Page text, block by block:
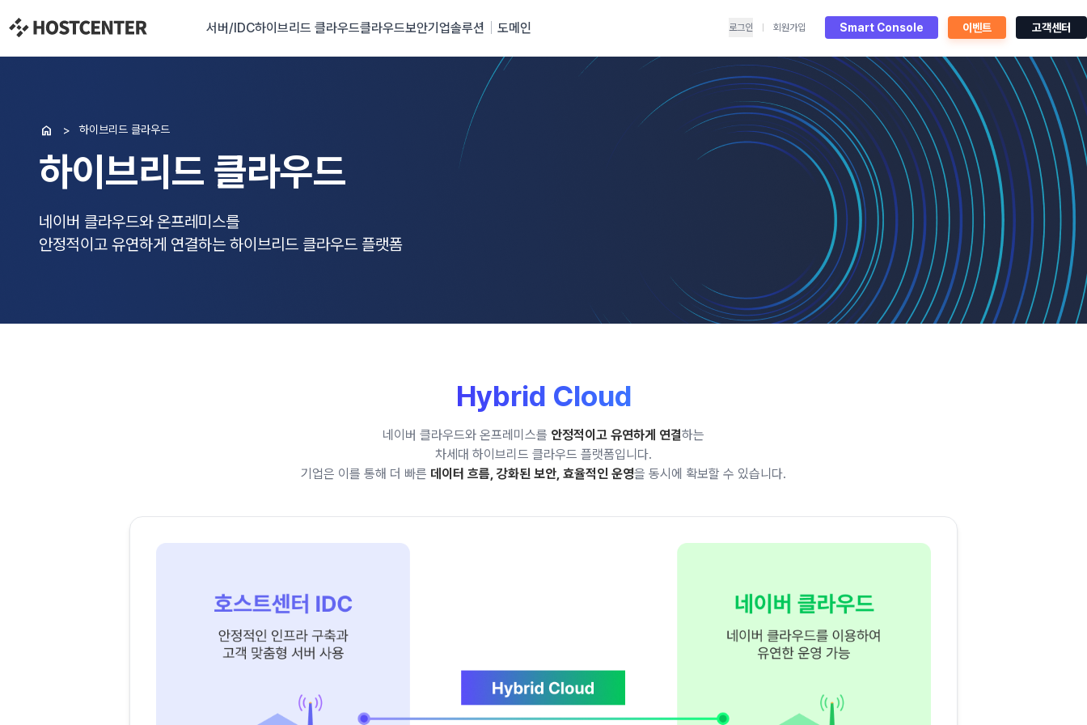
서버/IDC하이브리드 클라우드클라우드보안기업솔루션 도메인 로그인 회원가입 Smart Console 이벤트 고객센터
 하이브리드 클라우드
하이브리드 클라우드
네이버 클라우드와 온프레미스를
안정적이고 유연하게 연결하는 하이브리드 클라우드 플랫폼
Hybrid Cloud
네이버 클라우드와 온프레미스를 안정적이고 유연하게 연결하는
차세대 하이브리드 클라우드 플랫폼입니다.
기업은 이를 통해 더 빠른 데이터 흐름, 강화된 보안, 효율적인 운영을 동시에 확보할 수 있습니다.